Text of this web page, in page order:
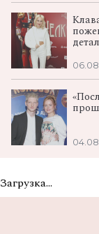
Загрузка...